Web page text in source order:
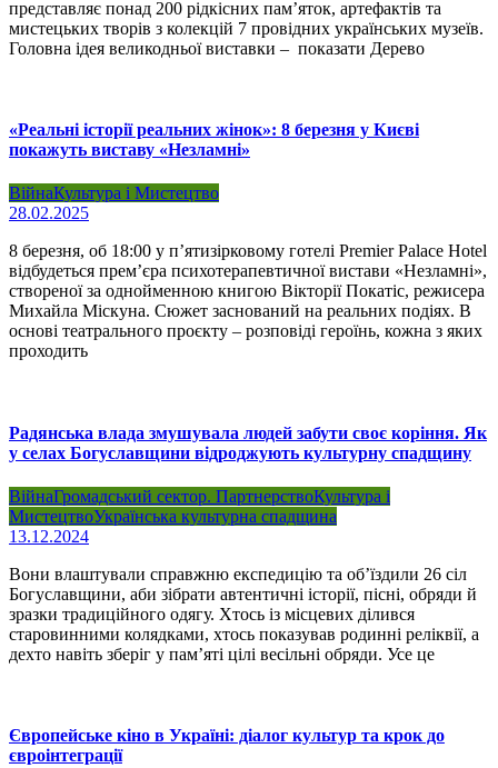
представляє понад 200 рідкісних пам’яток, артефактів та
мистецьких творів з колекцій 7 провідних українських музеїв.
Головна ідея великодньої виставки – показати Дерево
«Реальні історії реальних жінок»: 8 березня у Києві
покажуть виставу «Незламні»
ВійнаКультура і Мистецтво
28.02.2025
8 березня, об 18:00 у п’ятизірковому готелі Premier Palace Hotel
відбудеться прем’єра психотерапевтичної вистави «Незламні»,
створеної за однойменною книгою Вікторії Покатіс, режисера
Михайла Міскуна. Сюжет заснований на реальних подіях. В
основі театрального проєкту – розповіді героїнь, кожна з яких
проходить
Радянська влада змушувала людей забути своє коріння. Як
у селах Богуславщини відроджують культурну спадщину
ВійнаГромадський сектор. ПартнерствоКультура і
МистецтвоУкраїнська культурна спадщина
13.12.2024
Вони влаштували справжню експедицію та об’їздили 26 сіл
Богуславщини, аби зібрати автентичні історії, пісні, обряди й
зразки традиційного одягу. Хтось із місцевих ділився
старовинними колядками, хтось показував родинні реліквії, а
дехто навіть зберіг у пам’яті цілі весільні обряди. Усе це
Європейське кіно в Україні: діалог культур та крок до
євроінтеграції